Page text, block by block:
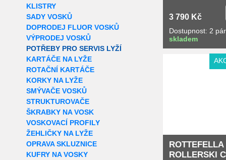
KLISTRY
SADY VOSKŮ
DOPRODEJ FLUOR VOSKŮ
VÝPRODEJ VOSKŮ
POTŘEBY PRO SERVIS LYŽÍ
KARTÁČE NA LYŽE
ROTAČNÍ KARTÁČE
KORKY NA LYŽE
SMÝVAČE VOSKŮ
STRUKTUROVAČE
ŠKRABKY NA VOSK
VOSKOVACÍ PROFILY
ŽEHLIČKY NA LYŽE
OPRAVA SKLUZNICE
KUFRY NA VOSKY
3 790 Kč
Dostupnost: 2
skladem
ROLLERSKI